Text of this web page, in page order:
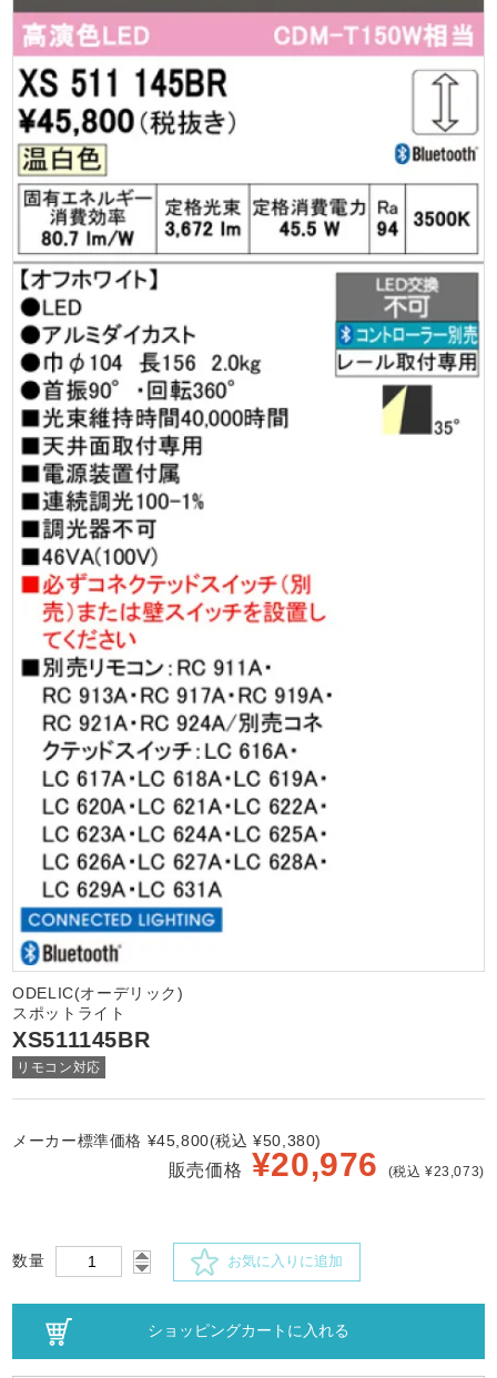
ODELIC(オーデリック)
スポットライト
XS511145BR
リモコン対応
メーカー標準価格 ¥45,800(税込 ¥50,380)
販売価格 ¥20,976 (税込 ¥23,073)
数量 お気に入りに追加